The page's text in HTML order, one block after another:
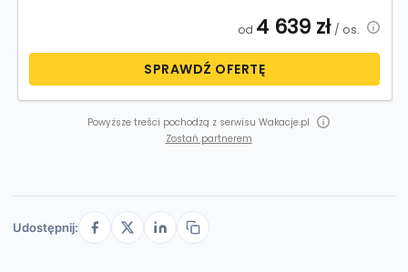
od 4 639 zł/ os.
SPRAWDŹ OFERTĘ
Powyższe treści pochodzą z serwisu Wakacje.pl
Zostań partnerem
Udostępnij: